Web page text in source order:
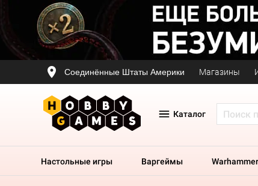
Соединённые Штаты Америки Магазины
Каталог
Настольные игры Варгеймы Warhammer